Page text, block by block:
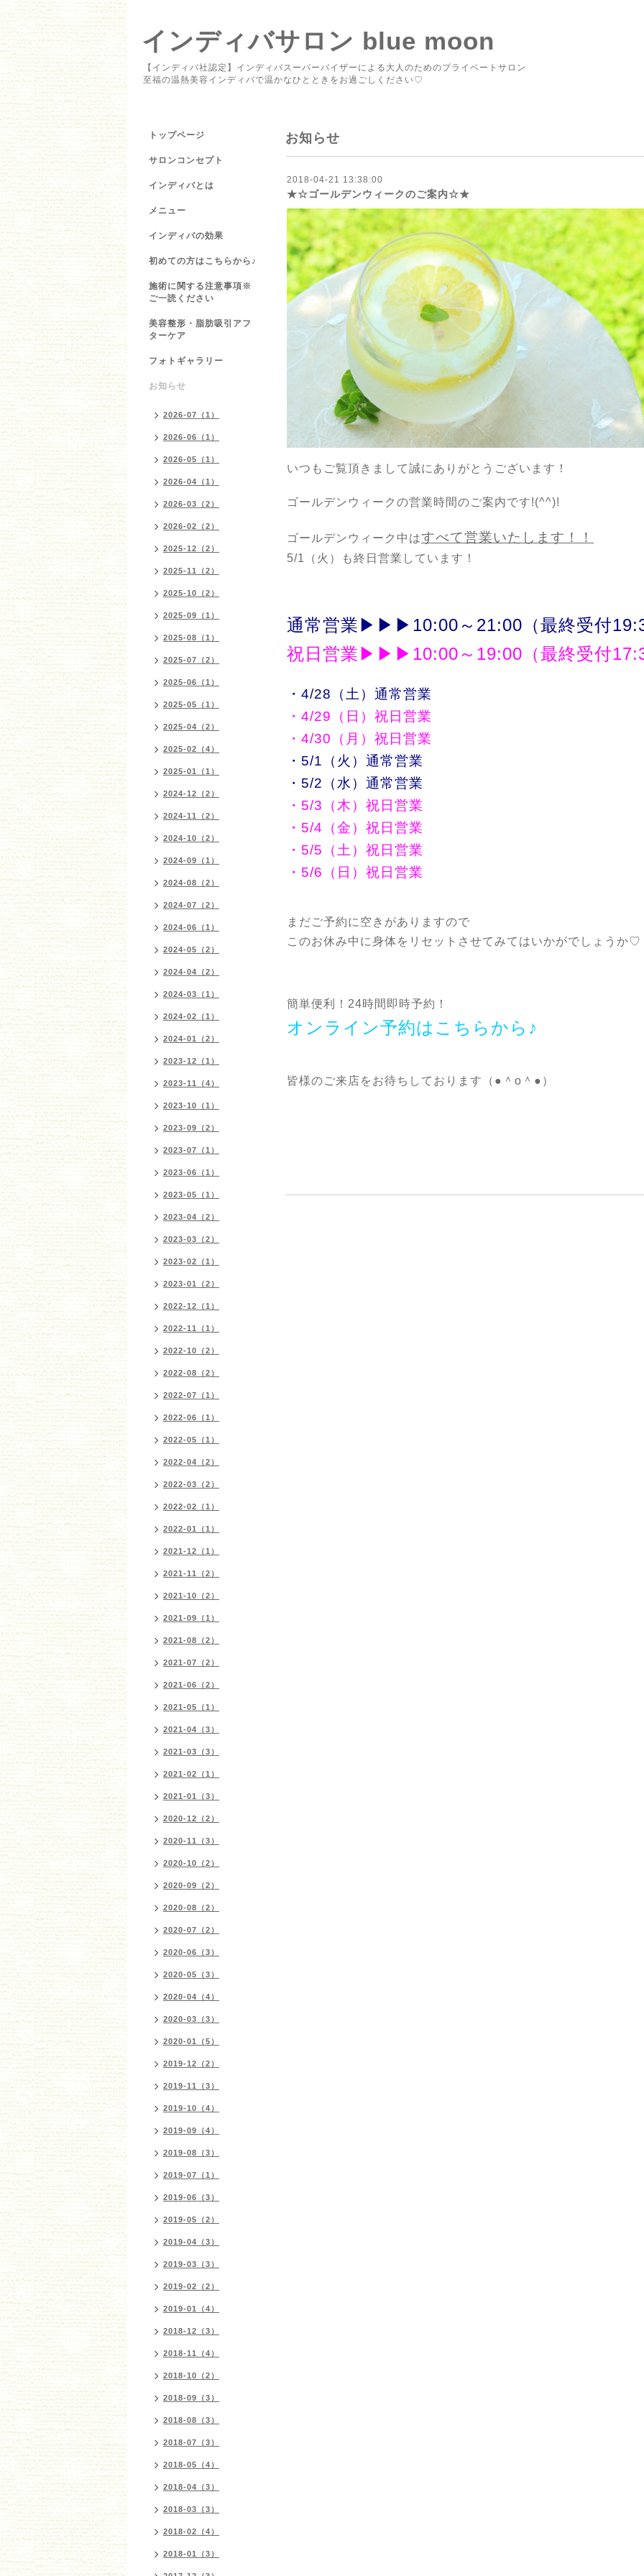
インディバサロン blue moon
【インディバ社認定】インディバスーパーバイザーによる大人のためのプライベートサロン
至福の温熱美容インディバで温かなひとときをお過ごしください♡
お知らせ
2018-04-21 13:38:00
★☆ゴールデンウィークのご案内☆★
いつもご覧頂きまして誠にありがとうございます！
ゴールデンウィークの営業時間のご案内です!(^^)!
ゴールデンウィーク中はすべて営業いたします！！
5/1（火）も終日営業しています！
通常営業▶▶▶10:00～21:00（最終受付
祝日営業▶▶▶10:00～19:00（最終受付
・4/28（土）通常営業
・4/29（日）祝日営業
・4/30（月）祝日営業
・5/1（火）通常営業
・5/2（水）通常営業
・5/3（木）祝日営業
・5/4（金）祝日営業
・5/5（土）祝日営業
・5/6（日）祝日営業
まだご予約に空きがありますので
このお休み中に身体をリセットさせてみてはいかがでしょうか♡
簡単便利！24時間即時予約！
オンライン予約はこちらから♪
皆様のご来店をお待ちしております（●＾o＾●）
トップページ
サロンコンセプト
インディバとは
メニュー
インディバの効果
初めての方はこちらから♪
施術に関する注意事項※
ご一読ください
美容整形・脂肪吸引アフ
ターケア
フォトギャラリー
お知らせ
2026-07（1）
2026-06（1）
2026-05（1）
2026-04（1）
2026-03（2）
2026-02（2）
2025-12（2）
2025-11（2）
2025-10（2）
2025-09（1）
2025-08（1）
2025-07（2）
2025-06（1）
2025-05（1）
2025-04（2）
2025-02（4）
2025-01（1）
2024-12（2）
2024-11（2）
2024-10（2）
2024-09（1）
2024-08（2）
2024-07（2）
2024-06（1）
2024-05（2）
2024-04（2）
2024-03（1）
2024-02（1）
2024-01（2）
2023-12（1）
2023-11（4）
2023-10（1）
2023-09（2）
2023-07（1）
2023-06（1）
2023-05（1）
2023-04（2）
2023-03（2）
2023-02（1）
2023-01（2）
2022-12（1）
2022-11（1）
2022-10（2）
2022-08（2）
2022-07（1）
2022-06（1）
2022-05（1）
2022-04（2）
2022-03（2）
2022-02（1）
2022-01（1）
2021-12（1）
2021-11（2）
2021-10（2）
2021-09（1）
2021-08（2）
2021-07（2）
2021-06（2）
2021-05（1）
2021-04（3）
2021-03（3）
2021-02（1）
2021-01（3）
2020-12（2）
2020-11（3）
2020-10（2）
2020-09（2）
2020-08（2）
2020-07（2）
2020-06（3）
2020-05（3）
2020-04（4）
2020-03（3）
2020-01（5）
2019-12（2）
2019-11（3）
2019-10（4）
2019-09（4）
2019-08（3）
2019-07（1）
2019-06（3）
2019-05（2）
2019-04（3）
2019-03（3）
2019-02（2）
2019-01（4）
2018-12（3）
2018-11（4）
2018-10（2）
2018-09（3）
2018-08（3）
2018-07（3）
2018-05（4）
2018-04（3）
2018-03（3）
2018-02（4）
2018-01（3）